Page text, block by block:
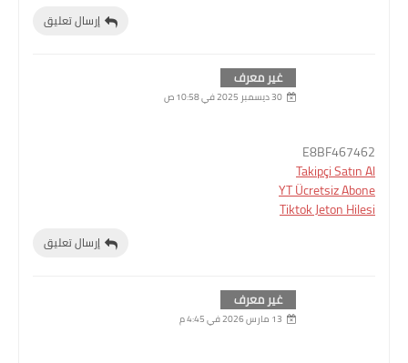
إرسال تعليق
غير معرف
30 ديسمبر 2025 في 10:58 ص
E8BF467462
Takipçi Satın Al
YT Ücretsiz Abone
Tiktok Jeton Hilesi
إرسال تعليق
غير معرف
13 مارس 2026 في 4:45 م